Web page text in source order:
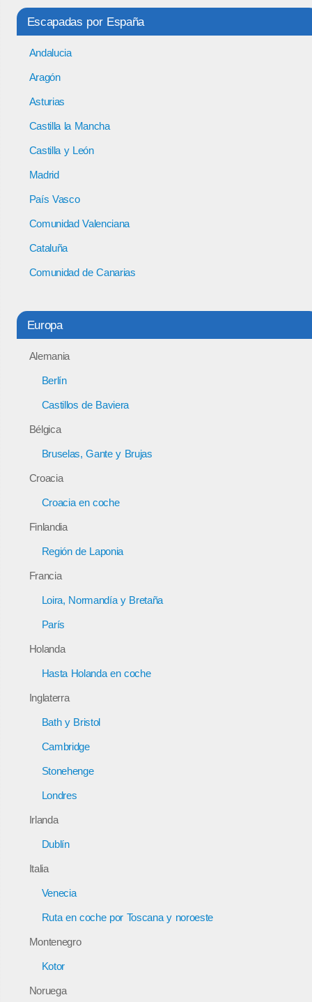
Escapadas por España
Andalucia
Aragón
Asturias
Castilla la Mancha
Castilla y León
Madrid
País Vasco
Comunidad Valenciana
Cataluña
Comunidad de Canarias
Europa
Alemania
Berlín
Castillos de Baviera
Bélgica
Bruselas, Gante y Brujas
Croacia
Croacia en coche
Finlandia
Región de Laponia
Francia
Loira, Normandía y Bretaña
París
Holanda
Hasta Holanda en coche
Inglaterra
Bath y Bristol
Cambridge
Stonehenge
Londres
Irlanda
Dublín
Italia
Venecia
Ruta en coche por Toscana y noroeste
Montenegro
Kotor
Noruega